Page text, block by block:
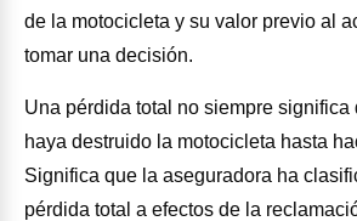
de la motocicleta y su valor previo al
tomar una decisión.
Una pérdida total no siempre significa
haya destruido la motocicleta hasta
Significa que la aseguradora ha
pérdida total a efectos de la